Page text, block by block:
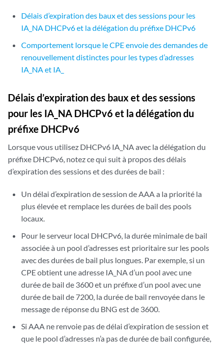
Délais d’expiration des baux et des sessions pour les
IA_NA DHCPv6 et la délégation du préfixe DHCPv6
Comportement lorsque le CPE envoie des demandes de
renouvellement distinctes pour les types d’adresses
IA_NA et IA_
Délais d’expiration des baux et des sessions
pour les IA_NA DHCPv6 et la délégation du
préfixe DHCPv6
Lorsque vous utilisez DHCPv6 IA_NA avec la délégation du
préfixe DHCPv6, notez ce qui suit à propos des délais
d’expiration des sessions et des durées de bail :
Un délai d’expiration de session de AAA a la priorité la
plus élevée et remplace les durées de bail des pools
locaux.
Pour le serveur local DHCPv6, la durée minimale de bail
associée à un pool d’adresses est prioritaire sur les pools
avec des durées de bail plus longues. Par exemple, si un
CPE obtient une adresse IA_NA d’un pool avec une
durée de bail de 3600 et un préfixe d’un pool avec une
durée de bail de 7200, la durée de bail renvoyée dans le
message de réponse du BNG est de 3600.
Si AAA ne renvoie pas de délai d’expiration de session et
que le pool d’adresses n’a pas de durée de bail configurée,